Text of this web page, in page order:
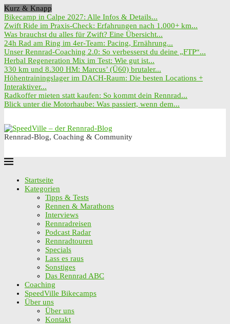
Kurz & Knapp
Bikecamp in Calpe 2027: Alle Infos & Details...
Zwift Ride im Praxis-Check: Erfahrungen nach 1.000+ km...
Was brauchst du alles für Zwift? Eine Übersicht...
24h Rad am Ring im 4er-Team: Pacing, Ernährung...
Unser Rennrad-Coaching 2.0: So verbesserst du deine „FTP“...
Herbal Regeneration Mix im Test: Wie gut ist...
330 km und 8.300 HM: Marcus’ (Ü60) brutaler...
Höhentrainingslager im DACH-Raum: Die besten Locations +
Interaktiver...
Radkoffer mieten statt kaufen: So kommt dein Rennrad...
Blick unter die Motorhaube: Was passiert, wenn dem...
Rennrad-Blog, Coaching & Community
Startseite
Kategorien
Tipps & Tests
Rennen & Marathons
Interviews
Rennradreisen
Podcast Radar
Rennradtouren
Specials
Lass es raus
Sonstiges
Das Rennrad ABC
Coaching
SpeedVille Bikecamps
Über uns
Über uns
Kontakt